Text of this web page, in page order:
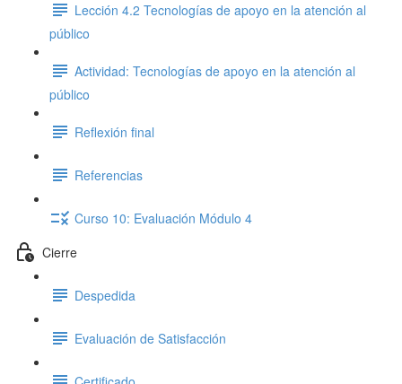
Lección 4.2 Tecnologías de apoyo en la atención al
público
Actividad: Tecnologías de apoyo en la atención al
público
Reflexión final
Referencias
Curso 10: Evaluación Módulo 4
Cierre
Despedida
Evaluación de Satisfacción